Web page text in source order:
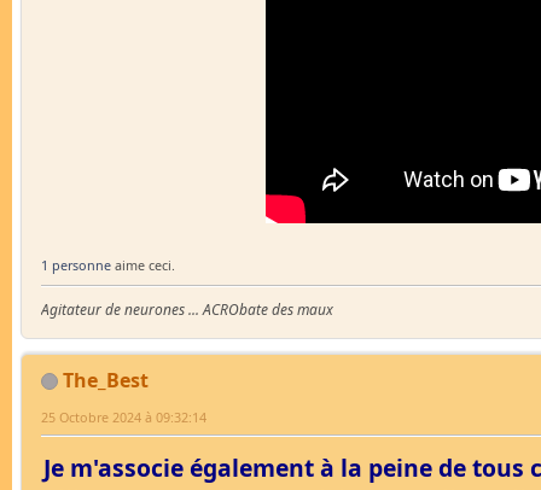
1 personne aime ceci.
Agitateur de neurones ... ACRObate des maux
The_Best
25 Octobre 2024 à 09:32:14
Je m'associe également à la peine de